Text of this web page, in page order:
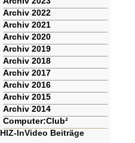
Archiv 2022
Archiv 2021
Archiv 2020
Archiv 2019
Archiv 2018
Archiv 2017
Archiv 2016
Archiv 2015
Archiv 2014
Computer:Club²
HIZ-InVideo Beiträge